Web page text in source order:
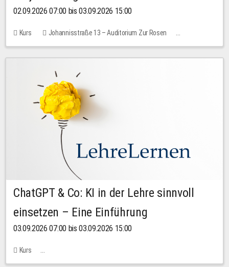
02.09.2026 07:00 bis 03.09.2026 15:00
Kurs
Johannisstraße 13 – Auditorium Zur Rosen
Keine freien Plätze
30,00 EUR
ChatGPT & Co: KI in der Lehre sinnvoll
einsetzen – Eine Einführung
03.09.2026 07:00 bis 03.09.2026 15:00
Kurs
Bachstraße 18k - SR 102 (Seminarraum Servicestelle LehreLernen)